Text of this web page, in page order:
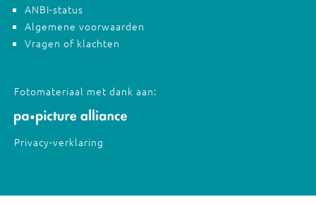
ANBI-status
Algemene voorwaarden
Vragen of klachten
Fotomateriaal met dank aan:
Privacy-verklaring